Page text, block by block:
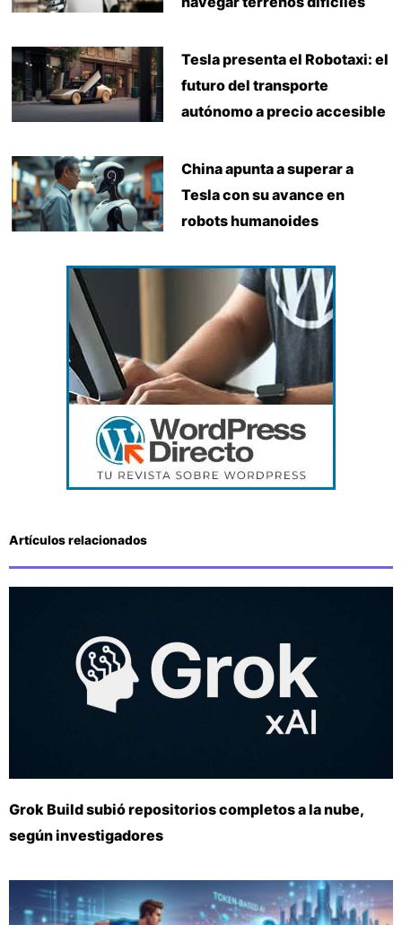
Tesla presenta el Robotaxi: el
futuro del transporte
autónomo a precio accesible
China apunta a superar a
Tesla con su avance en
robots humanoides
Artículos relacionados
Grok Build subió repositorios completos a la nube,
según investigadores